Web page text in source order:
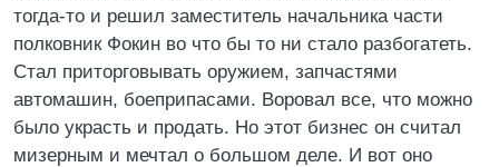
тогда-то и решил заместитель начальника части
полковник Фокин во что бы то ни стало разбогатеть.
Стал приторговывать оружием, запчастями
автомашин, боеприпасами. Воровал все, что можно
было украсть и продать. Но этот бизнес он считал
мизерным и мечтал о большом деле. И вот оно